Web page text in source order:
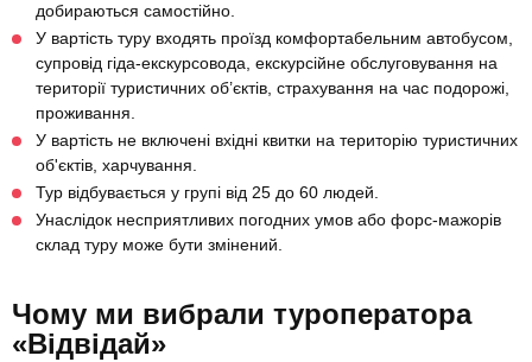
добираються самостійно.
У вартість туру входять проїзд комфортабельним автобусом,
супровід гіда-екскурсовода, екскурсійне обслуговування на
території туристичних об’єктів, страхування на час подорожі,
проживання.
У вартість не включені вхідні квитки на територію туристичних
об'єктів, харчування.
Тур відбувається у групі від 25 до 60 людей.
Унаслідок несприятливих погодних умов або форс-мажорів
склад туру може бути змінений.
Чому ми вибрали туроператора
«Відвідай»